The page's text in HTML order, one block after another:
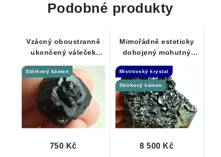
Podobné produkty
Vzácný oboustranně
ukončený váleček
g
Sbírkový kámen
750 Kč
Mimořádně esteticky
dohojený mohutný
Samoléčitel
Mistrovský krystal
Sbírkový kámen
8 500 Kč